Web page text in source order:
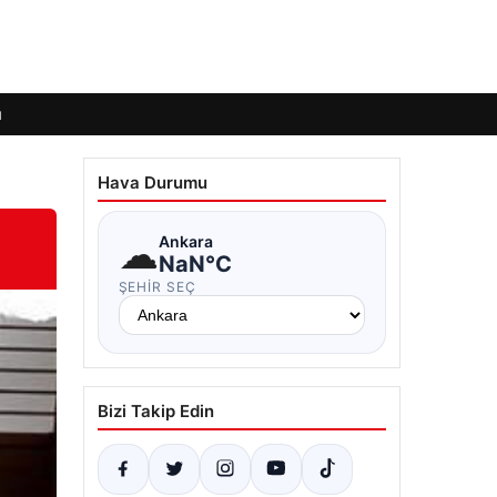
Hava Durumu
☁Ankara
NaN°C
ŞEHIR SEÇ
Bizi Takip Edin